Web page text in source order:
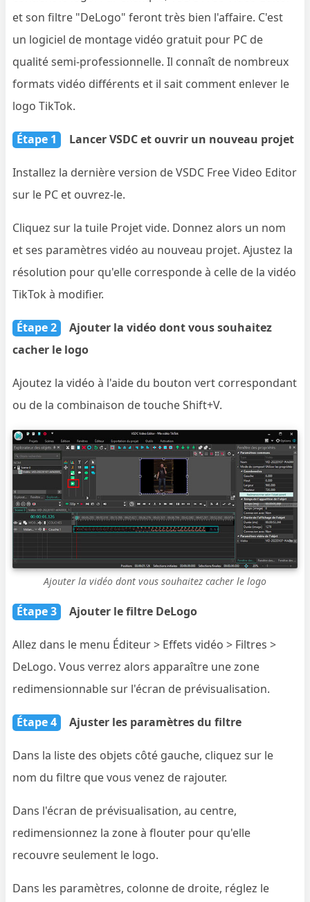
et son filtre "DeLogo" feront très bien l'affaire. C'est
un logiciel de montage vidéo gratuit pour PC de
qualité semi-professionnelle. Il connaît de nombreux
formats vidéo différents et il sait comment enlever le
logo TikTok.
Étape 1 Lancer VSDC et ouvrir un nouveau projet
Installez la dernière version de VSDC Free Video Editor
sur le PC et ouvrez-le.
Cliquez sur la tuile Projet vide. Donnez alors un nom
et ses paramètres vidéo au nouveau projet. Ajustez la
résolution pour qu'elle corresponde à celle de la vidéo
TikTok à modifier.
Étape 2
Ajouter la vidéo dont vous souhaitez
cacher le logo
Ajoutez la vidéo à l'aide du bouton vert correspondant
ou de la combinaison de touche Shift+V.
Ajouter la vidéo dont vous souhaitez cacher le logo
Étape 3 Ajouter le filtre DeLogo
Allez dans le menu Éditeur > Effets vidéo > Filtres >
DeLogo. Vous verrez alors apparaître une zone
redimensionnable sur l'écran de prévisualisation.
Étape 4 Ajuster les paramètres du filtre
Dans la liste des objets côté gauche, cliquez sur le
nom du filtre que vous venez de rajouter.
Dans l'écran de prévisualisation, au centre,
redimensionnez la zone à flouter pour qu'elle
recouvre seulement le logo.
Dans les paramètres, colonne de droite, réglez le